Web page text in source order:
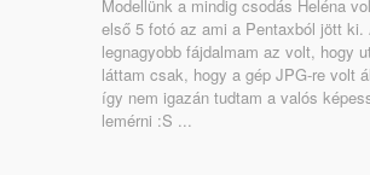
Modellünk a mindig csodás Heléna
első 5 fotó az ami a Pentaxból jött ki.
legnagyobb fájdalmam az volt, hogy
láttam csak, hogy a gép JPG-re volt
így nem igazán tudtam a valós
lemérni :S ...